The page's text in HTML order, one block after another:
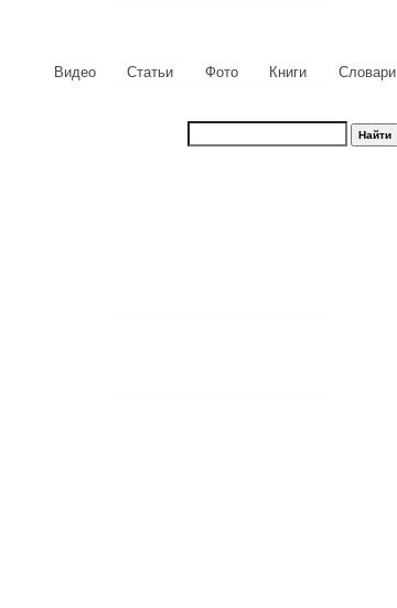
Видео Статьи Фото Книги Словари